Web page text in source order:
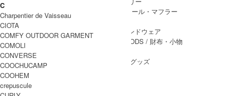
/ ストール・マフラー
LEG WEAR
HAND WEAR
/ 手袋・ハンドウェア
WALLET&GENERAL GOODS / 財布・小物
/ その他グッズ
C
Charpentier de Vaisseau
CIOTA
COMFY OUTDOOR GARMENT
COMOLI
CONVERSE
COOCHUCAMP
COOHEM
crepuscule